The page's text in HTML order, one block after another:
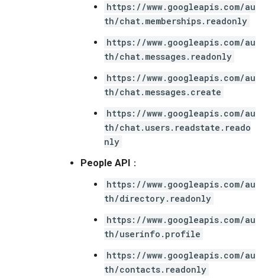
https://www.googleapis.com/au
th/chat.memberships.readonly
https://www.googleapis.com/au
th/chat.messages.readonly
https://www.googleapis.com/au
th/chat.messages.create
https://www.googleapis.com/au
th/chat.users.readstate.reado
nly
People API ：
https://www.googleapis.com/au
th/directory.readonly
https://www.googleapis.com/au
th/userinfo.profile
https://www.googleapis.com/au
th/contacts.readonly